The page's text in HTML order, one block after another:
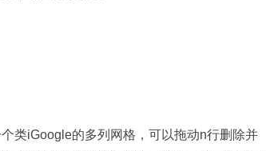
iGoogle的多列网格，可以拖动n行删除并